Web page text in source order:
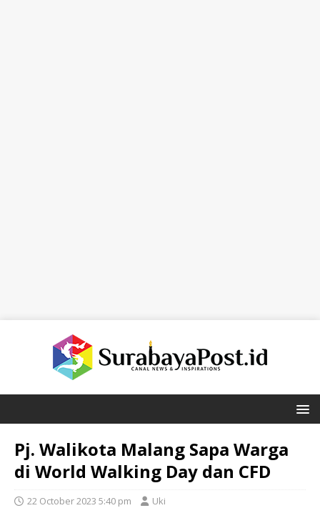
Pj. Walikota Malang Sapa Warga
di World Walking Day dan CFD
22 October 2023 5:40 pm Uki